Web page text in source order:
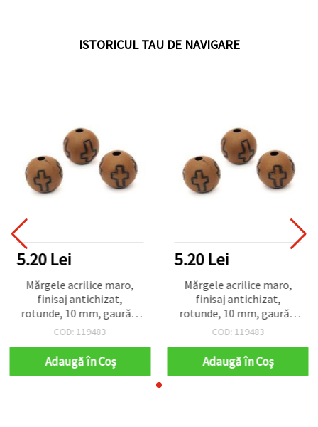
ISTORICUL TAU DE NAVIGARE
5.20 Lei
Mărgele acrilice maro,
finisaj antichizat,
rotunde, 10 mm, gaură 2
mm — 50 g (aprox. 75
confecționare bijuterii,
brățări, coliere și
COD: 119483
Adaugă în Coş
5.20 Lei
Mărgele acrilice maro,
finisaj antichizat,
rotunde, 10 mm, gaură 2
mm — 50 g (aprox. 75
confecționare bijuterii,
brățări, coliere și
COD: 119483
Adaugă în Coş